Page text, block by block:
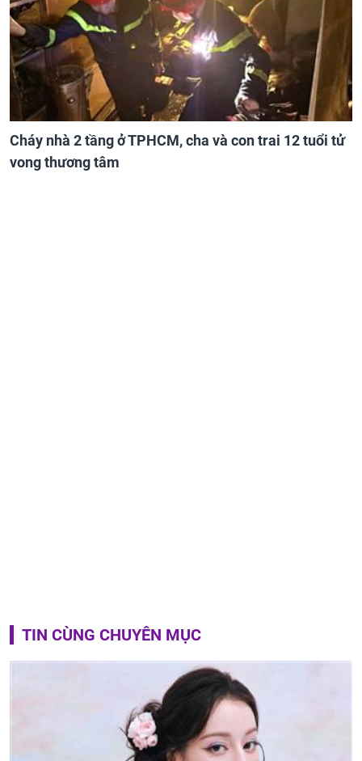
Cháy nhà 2 tầng ở TPHCM, cha và con trai 12 tuổi tử
vong thương tâm
TIN CÙNG CHUYÊN MỤC